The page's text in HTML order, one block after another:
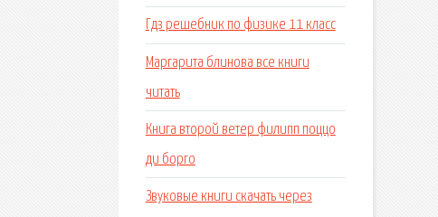
Гдз решебник по физике 11 класс
Маргарита блинова все книги
читать
Книга второй ветер филипп поццо
ди борго
Звуковые книги скачать через